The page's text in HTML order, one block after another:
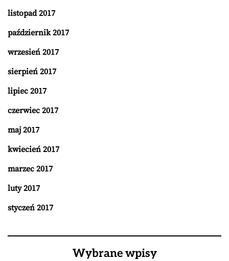
listopad 2017
październik 2017
wrzesień 2017
sierpień 2017
lipiec 2017
czerwiec 2017
maj 2017
kwiecień 2017
marzec 2017
luty 2017
styczeń 2017
Wybrane wpisy